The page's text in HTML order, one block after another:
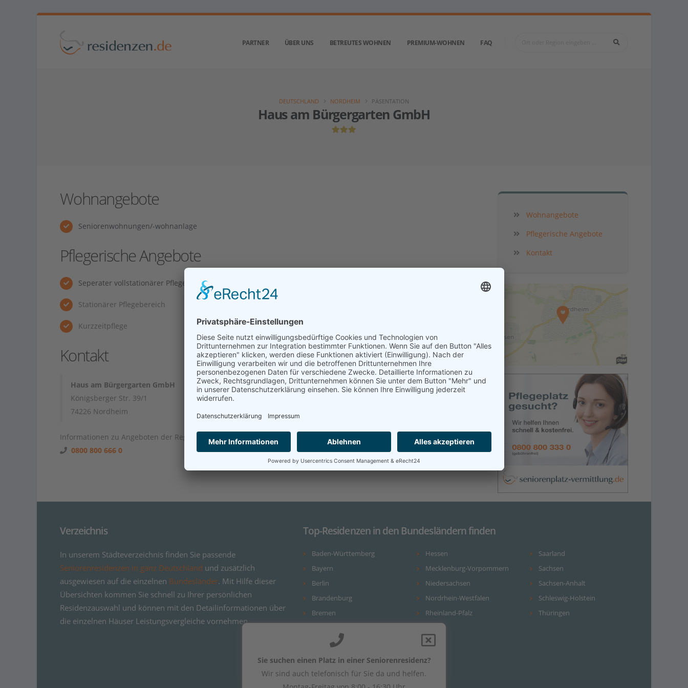
PARTNER ÜBER UNS BETREUTES WOHNEN PREMIUM-WOHNEN FAQ
Haus am Bürgergarten GmbH
DEUTSCHLAND NORDHEIM PÄSENTATION
Wohnangebote
Seniorenwohnungen/-wohnanlage
Pflegerische Angebote
Seperater vollstationärer Pflegebereich
Stationärer Pflegebereich
Kurzzeitpflege
Kontakt
Haus am Bürgergarten GmbH
Königsberger Str. 39/1
74226 Nordheim
Informationen zu Angeboten der Region unter
0800 800 666 0
Leider kann das Haus über residenzen.de nicht direkt
Wohnangebote
Pflegerische Angebote
Kontakt
Verzeichnis
In unserem Städteverzeichnis finden Sie passende
Seniorenresidenzen in ganz Deutschland und zusätzlich
ausgewiesen auf die einzelnen Bundesländer. Mit Hilfe dieser
Übersichten kommen Sie schnell zu Ihrer persönlichen
Residenzauswahl und können mit den Detailinformationen über
die einzelnen Häuser Leistungsvergleiche vornehmen.
Top-Residenzen in den Bundesländern finden
Baden-Württemberg
Bayern
Berlin
Brandenburg
Bremen
Hessen
Mecklenburg-Vorpommern
Niedersachsen
Nordrhein-Westfalen
Rheinland-Pfalz
Saarland
Sachsen
Sachsen-Anhalt
Schleswig-Holstein
Thüringen
Sie suchen einen Platz in einer Seniorenresidenz?
Wir sind auch telefonisch für Sie da und helfen.